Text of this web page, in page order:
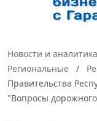
Новости и аналитика
Региональные
Правительства
"Вопросы